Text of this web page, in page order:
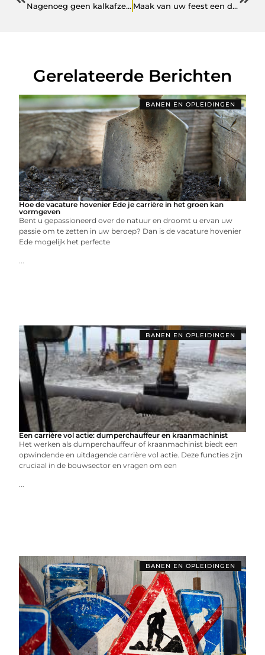
Nagenoeg geen kalkafzetting met deze nieuwe elektrische boiler. Maak van uw feest een daverend succes door stretchtenten te huren
Gerelateerde Berichten
BANEN EN OPLEIDINGEN
Hoe de vacature hovenier Ede je carrière in het groen kan
vormgeven
Bent u gepassioneerd over de natuur en droomt u ervan uw
passie om te zetten in uw beroep? Dan is de vacature hovenier
Ede mogelijk het perfecte
...
BANEN EN OPLEIDINGEN
Een carrière vol actie: dumperchauffeur en kraanmachinist
Het werken als dumperchauffeur of kraanmachinist biedt een
opwindende en uitdagende carrière vol actie. Deze functies zijn
cruciaal in de bouwsector en vragen om een
...
BANEN EN OPLEIDINGEN